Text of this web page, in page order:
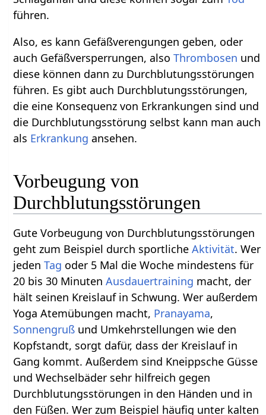
führen.
Also, es kann Gefäßverengungen geben, oder
auch Gefäßversperrungen, alsoThrombosen und
diese können dann zu Durchblutungsstörungen
führen. Es gibt auch Durchblutungsstörungen,
die eine Konsequenz von Erkrankungen sind und
die Durchblutungsstörung selbst kann man auch
als Erkrankung ansehen.
Vorbeugung von
Durchblutungsstörungen
Gute Vorbeugung von Durchblutungsstörungen
geht zum Beispiel durch sportlicheAktivität. Wer
jedenTag oder 5 Mal die Woche mindestens für
20 bis 30 MinutenAusdauertraining macht, der
hält seinen Kreislauf in Schwung. Wer außerdem
Yoga Atemübungen macht, Pranayama,
Sonnengruß und Umkehrstellungen wie den
Kopfstandt, sorgt dafür, dass der Kreislauf in
Gang kommt. Außerdem sind Kneippsche Güsse
und Wechselbäder sehr hilfreich gegen
Durchblutungsstörungen in den Händen und in
den Füßen. Wer zum Beispiel häufig unter kalten